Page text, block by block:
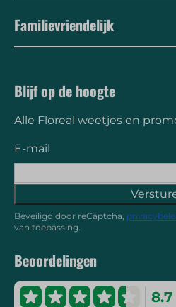
Familievriendelijk
Blijf op de hoogte
Alle Floreal weetjes en
E-mail
Beveiligd door reCaptcha,
van toepassing.
Beoordelingen
8.7